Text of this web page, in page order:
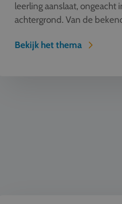
leerling aanslaat, ongeacht
achtergrond. Van de
Bekijk het thema